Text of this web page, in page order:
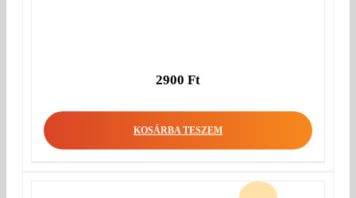
2900 Ft
KOSÁRBA TESZEM